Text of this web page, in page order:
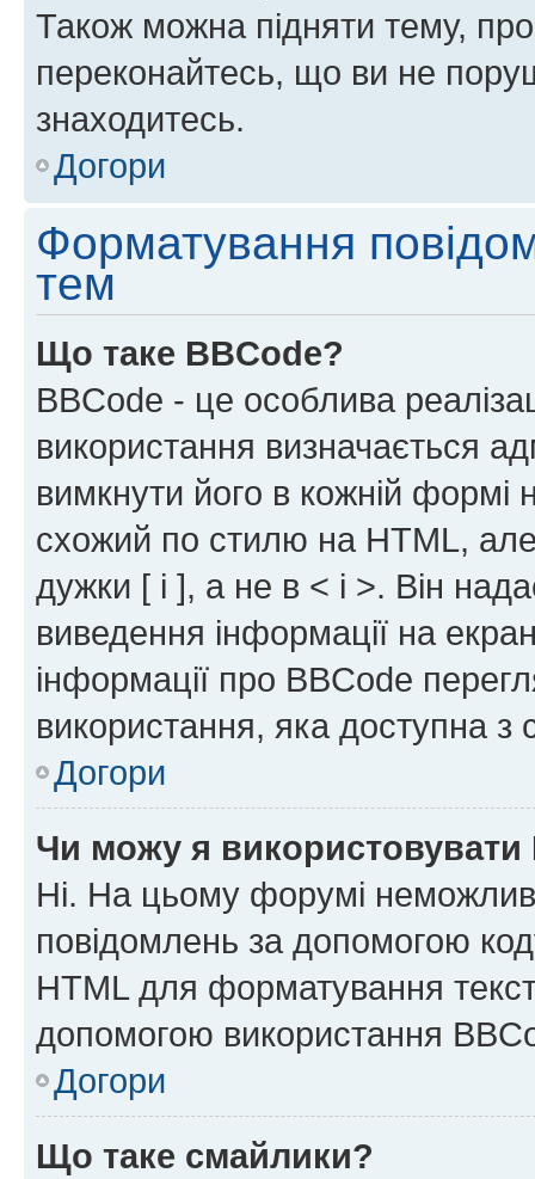
Також можна підняти тему,
переконайтесь, що ви не
знаходитесь.
Догори
Форматування
тем
Що таке BBCode?
BBCode - це особлива
використання визначається
вимкнути його в кожній
схожий по стилю на HTML, але
дужки [ і ], а не в < і >. Він
виведення інформації на
інформації про BBCode
використання, яка доступна з
Догори
Чи можу я використовувати
Ні. На цьому форумі
повідомлень за допомогою
HTML для форматування
допомогою використання
Догори
Що таке смайлики?